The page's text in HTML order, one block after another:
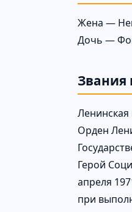
Жена —
Дочь —
Звания
Орден
Герой
апреля
при